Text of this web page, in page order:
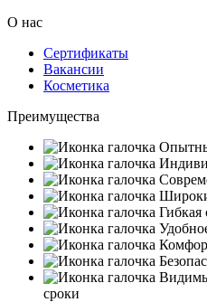
О нас
Сертификаты
Вакансии
Косметика
Преимущества
Гибкая
сроки